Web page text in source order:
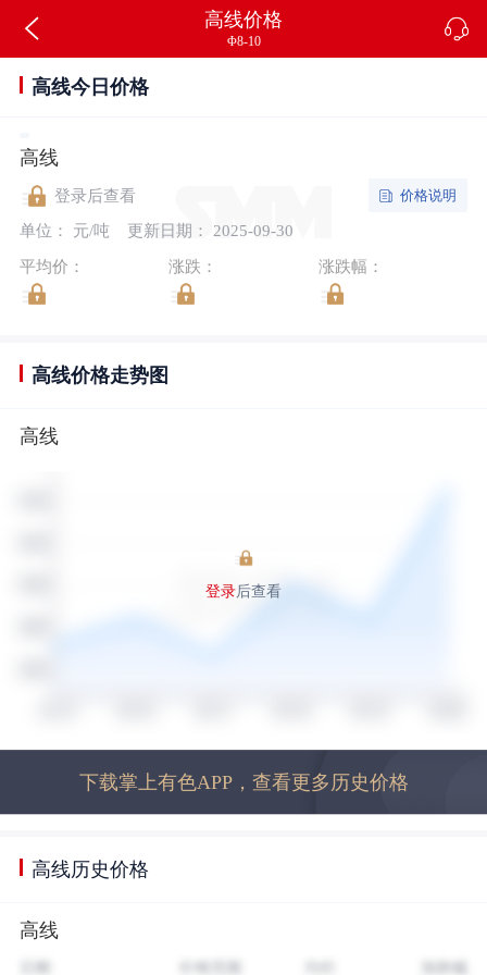
高线价格
Φ8-10
高线今日价格
高线
登录后查看
单位： 元/吨
更新日期： 2025-09-30
价格说明
平均价： 涨跌： 涨跌幅：
高线价格走势图
高线
登录后查看
下载掌上有色APP，查看更多历史价格
高线历史价格
高线